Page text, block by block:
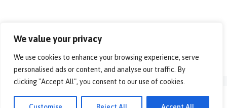
We value your privacy
We use cookies to enhance your browsing experience, serve
personalised ads or content, and analyse our traffic. By
clicking "Accept All", you consent to our use of cookies.